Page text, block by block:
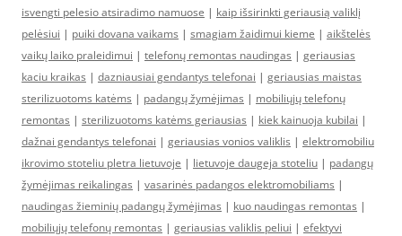
isvengti pelesio atsiradimo namuose | kaip išsirinkti geriausią valiklį
pelėsiui | puiki dovana vaikams | smagiam žaidimui kieme | aikštelės
vaikų laiko praleidimui | telefonų remontas naudingas | geriausias
kaciu kraikas | dazniausiai gendantys telefonai | geriausias maistas
sterilizuotoms katėms | padangų žymėjimas | mobiliųjų telefonų
remontas | sterilizuotoms katėms geriausias | kiek kainuoja kubilai |
dažnai gendantys telefonai | geriausias vonios valiklis | elektromobiliu
ikrovimo stoteliu pletra lietuvoje | lietuvoje daugeja stoteliu | padangų
žymėjimas reikalingas | vasarinės padangos elektromobiliams |
naudingas žieminių padangų žymėjimas | kuo naudingas remontas |
mobiliųjų telefonų remontas | geriausias valiklis peliui | efektyvi